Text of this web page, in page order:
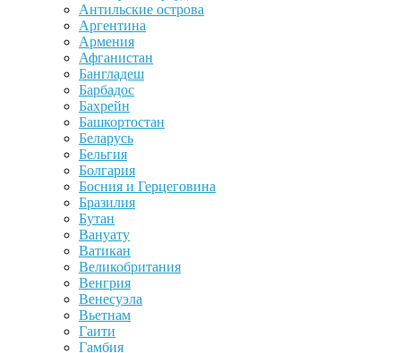
Антильские острова
Аргентина
Армения
Афганистан
Бангладеш
Барбадос
Бахрейн
Башкортостан
Беларусь
Бельгия
Болгария
Босния и Герцеговина
Бразилия
Бутан
Вануату
Ватикан
Великобритания
Венгрия
Венесуэла
Вьетнам
Гаити
Гамбия